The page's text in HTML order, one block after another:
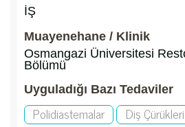
İŞ
Muayenehane / Klinik
Osmangazi Üniversitesi
Bölümü
Uyguladığı Bazı Tedaviler
Polidiastemalar
Diş Çürükleri